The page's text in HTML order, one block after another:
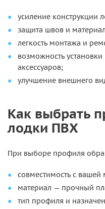
усиление конструкции
защита швов и
легкость монтажа и
возможность
аксессуаров;
улучшение внешнего
Как выбрать
лодки ПВХ
При выборе профиля
совместимость с
материал — прочный
тип профиля и